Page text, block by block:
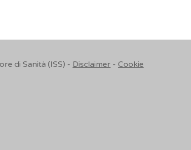
di Sanità (ISS) - Disclaimer - Cookie